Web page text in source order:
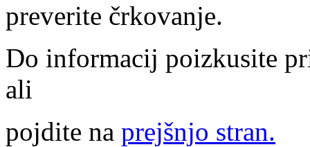
preverite črkovanje.
Do informacij poizkusite
ali
pojdite na prejšnjo stran.